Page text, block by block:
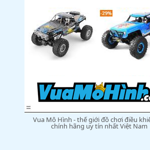
Vua Mô Hình - thế giới đồ chơi điều
chính hãng uy tín nhất Việt Nam